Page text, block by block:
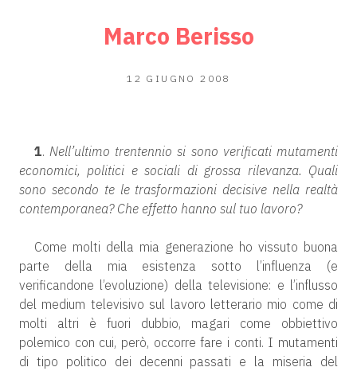
Marco Berisso
12 GIUGNO 2008
1.Nell’ultimo trentennio si sono verificati mutamenti
economici, politici e sociali di grossa rilevanza. Quali
sono secondo te le trasformazioni decisive nella realtà
contemporanea? Che effetto hanno sul tuo lavoro?
Come molti della mia generazione ho vissuto buona
parte della mia esistenza sotto l’influenza (e
verificandone l’evoluzione) della televisione: e l’influsso
del medium televisivo sul lavoro letterario mio come di
molti altri è fuori dubbio, magari come obbiettivo
polemico con cui, però, occorre fare i conti. I mutamenti
di tipo politico dei decenni passati e la miseria del